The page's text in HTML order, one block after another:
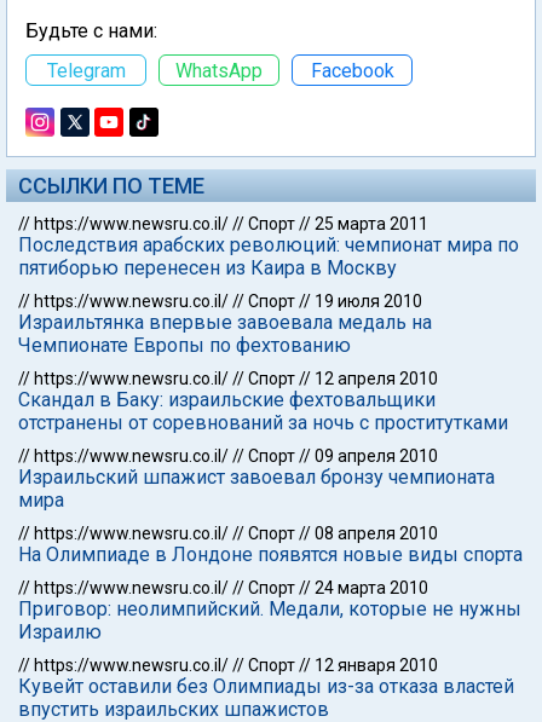
Будьте с нами:
Telegram
WhatsApp Facebook
ССЫЛКИ ПО ТЕМЕ
// https://www.newsru.co.il///Спорт//25 марта 2011
Последствия арабских революций: чемпионат мира по
пятиборью перенесен из Каира в Москву
// https://www.newsru.co.il///Спорт// 19 июля 2010
Израильтянка впервые завоевала медаль на
Чемпионате Европы по фехтованию
// https://www.newsru.co.il///Спорт// 12 апреля 2010
Скандал в Баку: израильские фехтовальщики
отстранены от соревнований за ночь с проститутками
// https://www.newsru.co.il///Спорт//09 апреля 2010
Израильский шпажист завоевал бронзу чемпионата
мира
// https://www.newsru.co.il///Спорт//08 апреля 2010
На Олимпиаде в Лондоне появятся новые виды спорта
// https://www.newsru.co.il///Спорт//24 марта 2010
Приговор: неолимпийский. Медали, которые не нужны
Израилю
// https://www.newsru.co.il///Спорт// 12 января 2010
Кувейт оставили без Олимпиады из-за отказа властей
впустить израильских шпажистов